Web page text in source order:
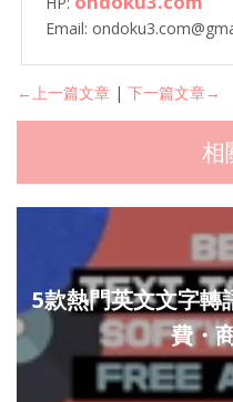
Email:
←上一篇文章 | 下一篇文章→
相
5款熱門英文文字轉
費・